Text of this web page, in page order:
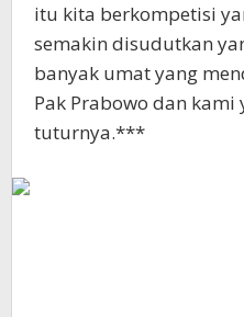
itu kita berkompetisi
semakin disudutkan
banyak umat yang
Pak Prabowo dan kami
tuturnya.***